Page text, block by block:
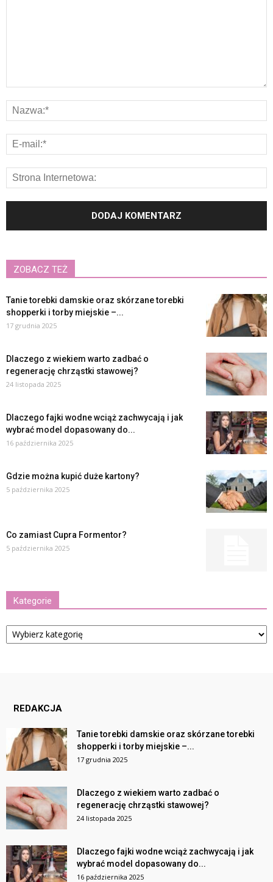
ZOBACZ TEŻ
Tanie torebki damskie oraz skórzane torebki
shopperki i torby miejskie –...
17 grudnia 2025
Dlaczego z wiekiem warto zadbać o
regenerację chrząstki stawowej?
24 listopada 2025
Dlaczego fajki wodne wciąż zachwycają i jak
wybrać model dopasowany do...
16 października 2025
Gdzie można kupić duże kartony?
5 października 2025
Co zamiast Cupra Formentor?
5 października 2025
Kategorie
Kategorie
REDAKCJA
Tanie torebki damskie oraz skórzane torebki
shopperki i torby miejskie –...
17 grudnia 2025
Dlaczego z wiekiem warto zadbać o
regenerację chrząstki stawowej?
24 listopada 2025
Dlaczego fajki wodne wciąż zachwycają i jak
wybrać model dopasowany do...
16 października 2025